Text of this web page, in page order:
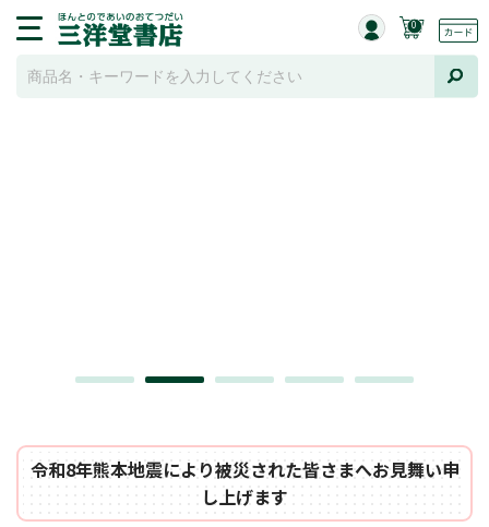
0
令和8年熊本地震により被災された皆さまへお見舞い申
し上げます